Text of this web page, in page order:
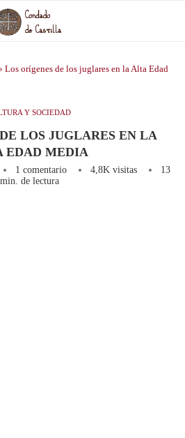
Los orígenes de los juglares en la Alta Edad
Y SOCIEDAD
LOS JUGLARES EN LA
EDAD MEDIA
1 comentario 4,8K visitas
13
min. de lectura